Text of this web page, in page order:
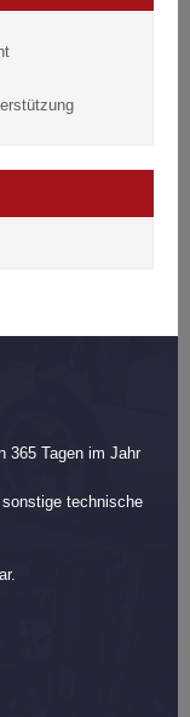
365 Tagen im Jahr
technische